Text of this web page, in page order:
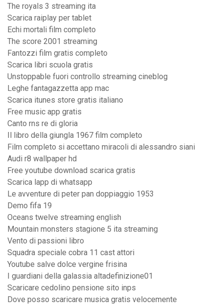
The royals 3 streaming ita
Scarica raiplay per tablet
Echi mortali film completo
The score 2001 streaming
Fantozzi film gratis completo
Scarica libri scuola gratis
Unstoppable fuori controllo streaming cineblog
Leghe fantagazzetta app mac
Scarica itunes store gratis italiano
Free music app gratis
Canto rns re di gloria
Il libro della giungla 1967 film completo
Film completo si accettano miracoli di alessandro siani
Audi r8 wallpaper hd
Free youtube download scarica gratis
Scarica lapp di whatsapp
Le avventure di peter pan doppiaggio 1953
Demo fifa 19
Oceans twelve streaming english
Mountain monsters stagione 5 ita streaming
Vento di passioni libro
Squadra speciale cobra 11 cast attori
Youtube salve dolce vergine frisina
I guardiani della galassia altadefinizione01
Scaricare cedolino pensione sito inps
Dove posso scaricare musica gratis velocemente